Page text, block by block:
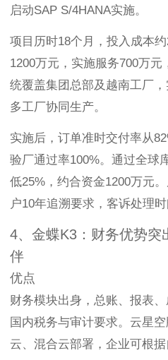
启动SAP S/4HANA实施。
项目历时18个月，投入成本
1200万元，实施服务700万
统覆盖集团总部及越南工厂，
多工厂协同生产。
实施后，订单准时交付率从
验厂通过率100%。通过全球
低25%，约合资金1200万元
户10年追溯要求，客诉处理时
4、金蝶K3：财务优势突
伴
优点
财务模块出身，总账、报表
国内税务与审计要求。云星
云、混合云部署，企业可根据